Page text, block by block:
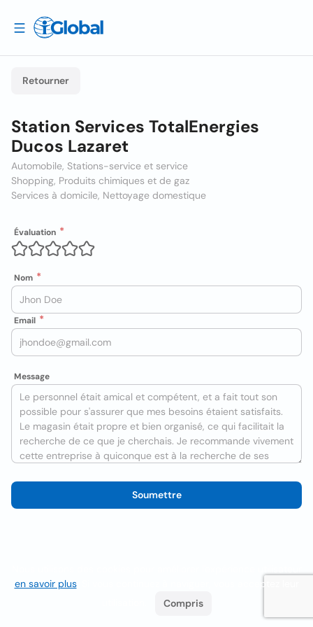
Retourner
Station Services TotalEnergies
Ducos Lazaret
Automobile, Stations-service et service
Shopping, Produits chimiques et de gaz
Services à domicile, Nettoyage domestique
Évaluation
Nom
Email
Message
Soumettre
en savoir plus. Si vous continuez à naviguer, vous acceptez leur
Compris